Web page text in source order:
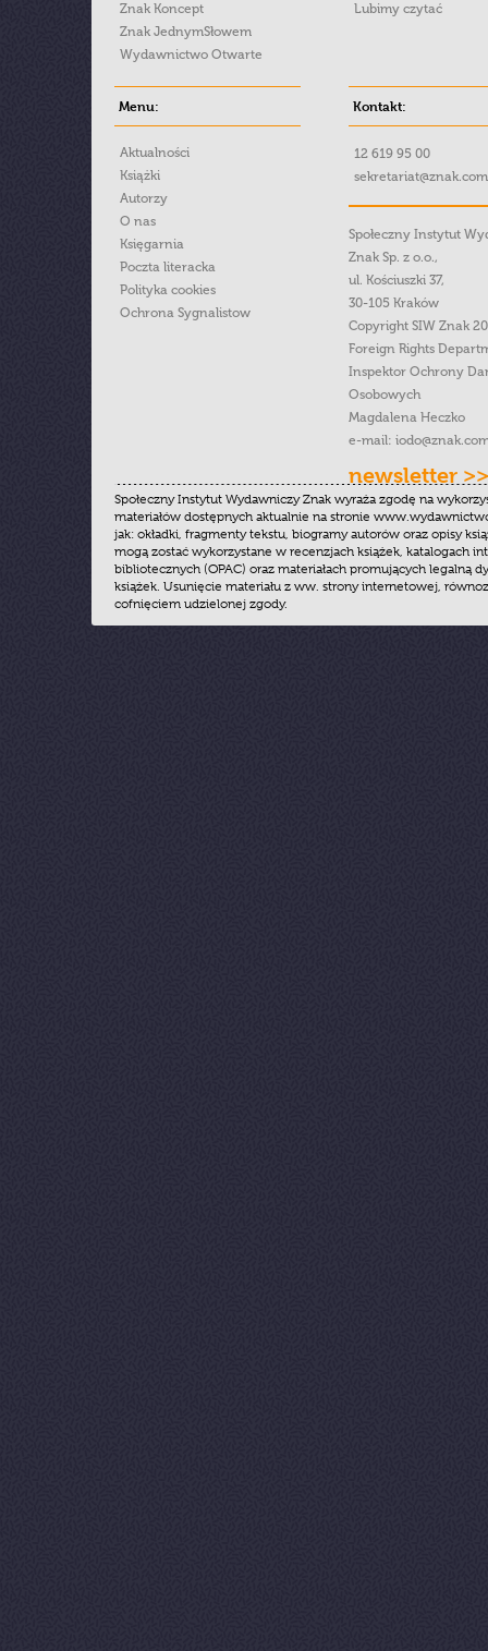
Znak Koncept
Znak JednymSłowem
Wydawnictwo Otwarte
Lubimy czytać
Menu:
Aktualności
Książki
Autorzy
O nas
Księgarnia
Poczta literacka
Polityka cookies
Ochrona Sygnalistow
Kontakt:
12 619 95 00
Społeczny Instytut
Znak Sp. z o.o.,
ul. Kościuszki 37,
30-105 Kraków
Copyright SIW Znak
Foreign Rights
Inspektor Ochrony
Osobowych
Magdalena Heczko
e-mail:
newsletter >>
Społeczny Instytut Wydawniczy Znak wyraża zgodę na
materiałów dostępnych aktualnie na stronie
jak: okładki, fragmenty tekstu, biogramy autorów oraz opisy
mogą zostać wykorzystane w recenzjach książek, katalogach
bibliotecznych (OPAC) oraz materiałach promujących legalną
książek. Usunięcie materiału z ww. strony internetowej,
cofnięciem udzielonej zgody.